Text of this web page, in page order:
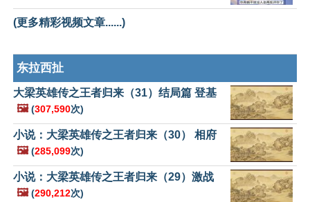
(更多精彩视频文章......)
东拉西扯
大梁英雄传之王者归来（31）结局篇 登基
🖼️ (307,590次)
小说：大梁英雄传之王者归来（30） 相府
🖼️ (285,099次)
小说：大梁英雄传之王者归来（29）激战
🖼️ (290,212次)